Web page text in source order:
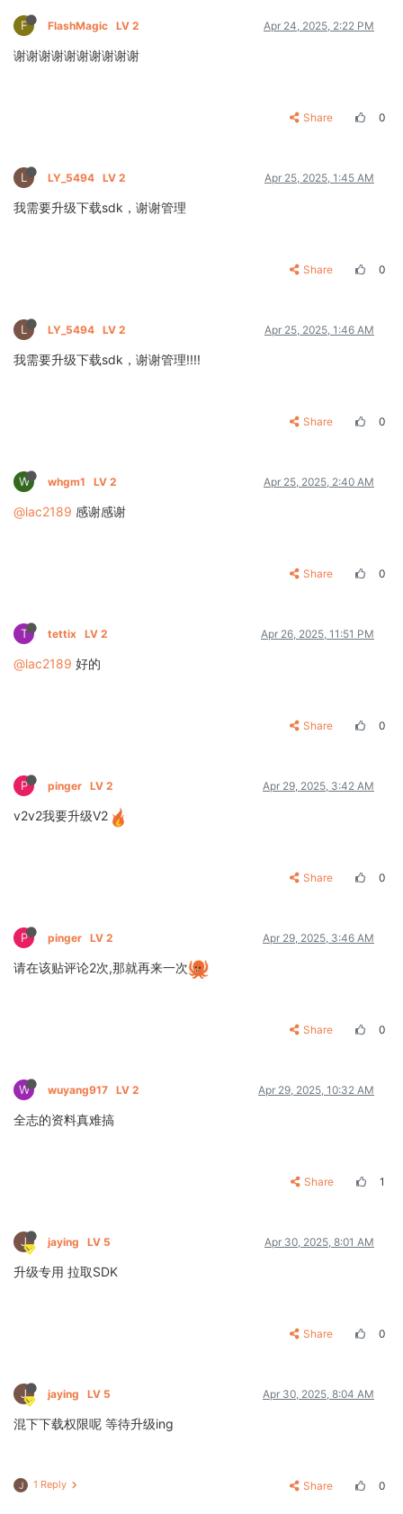
F FlashMagic LV 2 Apr 24, 2025, 2:22 PM
谢谢谢谢谢谢谢谢谢谢
Share 0
L LY_5494 LV 2 Apr 25, 2025, 1:45 AM
我需要升级下载sdk，谢谢管理
Share 0
L LY_5494 LV 2 Apr 25, 2025, 1:46 AM
我需要升级下载sdk，谢谢管理!!!!
Share 0
W whgm1 LV 2 Apr 25, 2025, 2:40 AM
@lac2189 感谢感谢
Share 0
T tettix LV 2 Apr 26, 2025, 11:51 PM
@lac2189 好的
Share 0
P pinger LV 2 Apr 29, 2025, 3:42 AM
v2v2我要升级V2
Share 0
P pinger LV 2 Apr 29, 2025, 3:46 AM
请在该贴评论2次,那就再来一次
Share 0
W wuyang917 LV 2 Apr 29, 2025, 10:32 AM
全志的资料真难搞
Share 1
J jaying LV 5 Apr 30, 2025, 8:01 AM
升级专用 拉取SDK
Share 0
J jaying LV 5 Apr 30, 2025, 8:04 AM
混下下载权限呢 等待升级ing
J 1 Reply Share 0